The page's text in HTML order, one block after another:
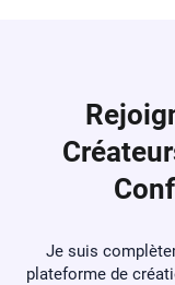
! Cette
la donne.
Si
excellent